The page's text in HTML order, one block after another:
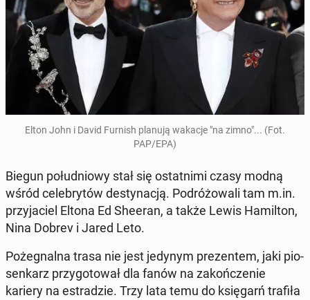
Elton John i David Furnish planują wakacje "na zimno"... (Fot.
PAP/EPA)
Biegun po­łu­dnio­wy stał się ostat­ni­mi czasy modną
wśród ce­le­bry­tów de­sty­na­cją. Po­dró­żo­wa­li tam m.in.
przy­ja­ciel Eltona Ed Sheeran, a także Lewis Ha­mil­ton,
Nina Dobrev i Jared Leto.
Po­że­gnal­na trasa nie jest jedynym pre­zen­tem, jaki pio­
sen­karz przy­go­to­wał dla fanów na za­koń­cze­nie
kariery na es­tra­dzie. Trzy lata temu do księ­garń trafiła